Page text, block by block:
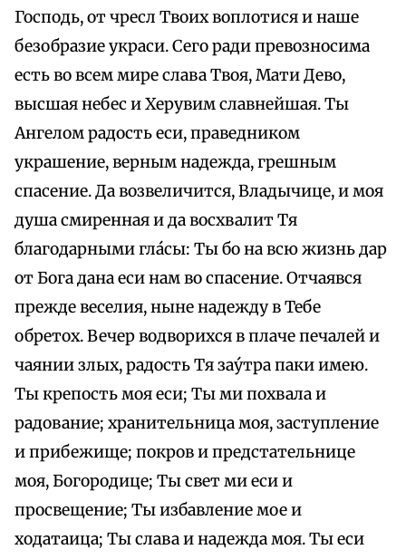
Господь, от чресл Твоих воплотися и наше
безобразие украси. Сего ради превозносима
есть во всем мире слава Твоя, Мати Дево,
высшая небес и Херувим славнейшая. Ты
Ангелом радость еси, праведником
украшение, верным надежда, грешным
спасение. Да возвеличится, Владычице, и моя
душа смиренная и да восхвалит Тя
благодарными гла́сы: Ты бо на всю жизнь дар
от Бога дана еси нам во спасение. Отчаявся
прежде веселия, ныне надежду в Тебе
обретох. Вечер водворихся в плаче печалей и
чаянии злых, радость Тя зау́тра паки имею.
Ты крепость моя еси; Ты ми похвала и
радование; хранительница моя, заступление
и прибежище; покров и предстательнице
моя, Богородице; Ты свет ми еси и
просвещение; Ты избавление мое и
ходатаица; Ты слава и надежда моя. Ты еси